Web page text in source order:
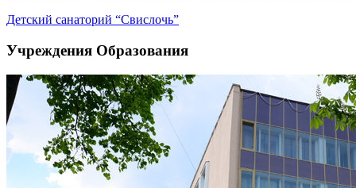
Детский санаторий “Свислочь”
Учреждения Образования